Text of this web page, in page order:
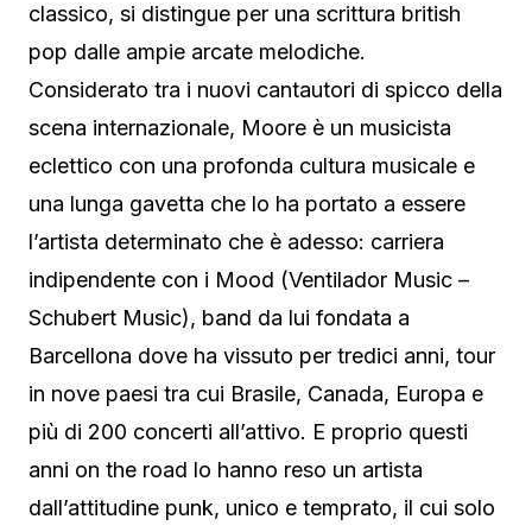
classico, si distingue per una scrittura british
pop dalle ampie arcate melodiche.
Considerato tra i nuovi cantautori di spicco della
scena internazionale, Moore è un musicista
eclettico con una profonda cultura musicale e
una lunga gavetta che lo ha portato a essere
l’artista determinato che è adesso: carriera
indipendente con i Mood (Ventilador Music –
Schubert Music), band da lui fondata a
Barcellona dove ha vissuto per tredici anni, tour
in nove paesi tra cui Brasile, Canada, Europa e
più di 200 concerti all’attivo. E proprio questi
anni on the road lo hanno reso un artista
dall’attitudine punk, unico e temprato, il cui solo